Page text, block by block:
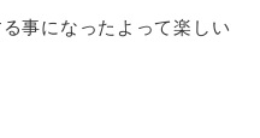
事になったよって楽しい